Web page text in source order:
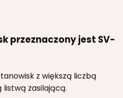
przeznaczony jest SV-
z większą liczbą
listwą zasilającą.